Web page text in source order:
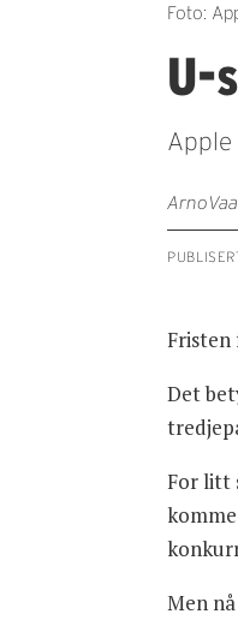
Foto:
U-
Apple
ArnoVaa
Fristen
Det
For litt
Men